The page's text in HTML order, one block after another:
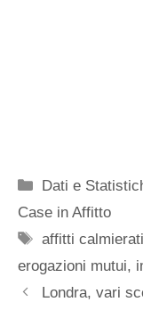
Categorie
Dati e
Case in Affitto
Tag
affitti calmierati
erogazioni mutui,
Londra, vari